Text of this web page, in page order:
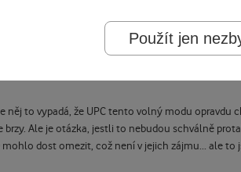
zákazníka celkem irelevantní, to je jen
do CI slotu libovolného DVB-C tuneru a
to vypadá, že UPC tento volný modu
Ale je otázka, jestli to nebudou schválně
dost omezit, což není v jejich zájmu... ale to
Použít jen